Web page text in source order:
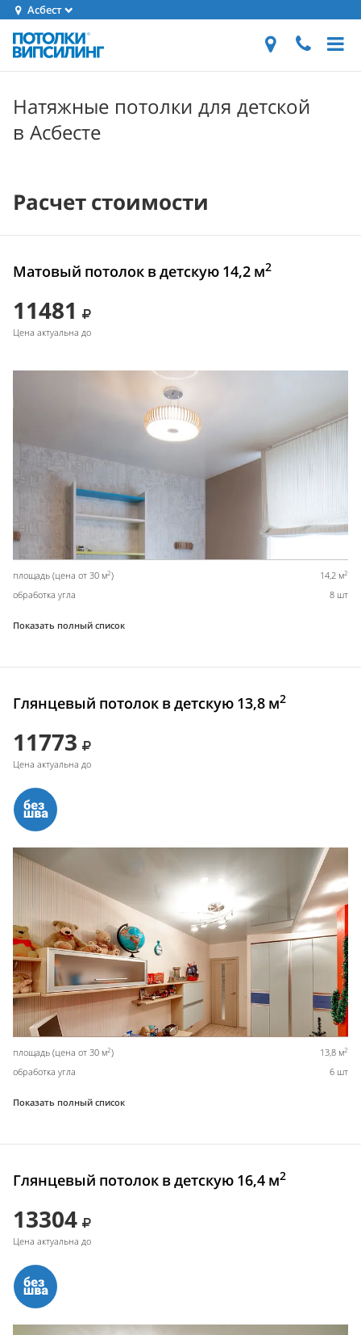
Асбест
Натяжные потолки для детской
в Асбесте
Расчет стоимости
Матовый потолок в детскую 14,2 м2
11481
Цена актуальна до
площадь (цена от 30 м2) 14,2 м2
обработка угла 8 шт
Показать полный список
Глянцевый потолок в детскую 13,8 м2
11773
Цена актуальна до
площадь (цена от 30 м2) 13,8 м2
обработка угла 6 шт
Показать полный список
Глянцевый потолок в детскую 16,4 м2
13304
Цена актуальна до